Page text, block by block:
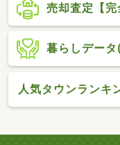
売却査定【完
暮らしデー
人気タウンランキ